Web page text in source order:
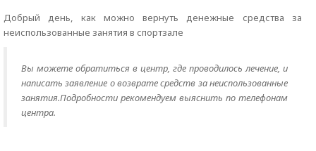
Добрый день, как можно вернуть денежные средства за
неиспользованные занятия в спортзале
Вы можете обратиться в центр, где проводилось лечение, и
написать заявление о возврате средств за неиспользованные
занятия.Подробности рекомендуем выяснить по телефонам
центра.